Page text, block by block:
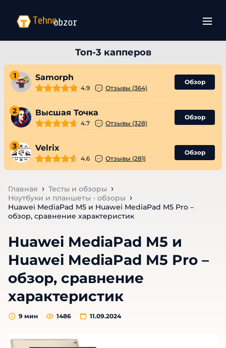
1 Samorph
4.9 Отзывы (364)
Обзор
2 Высшая Точка
4.7 Отзывы (328)
Обзор
3 Velrix
4.6 Отзывы (281)
Обзор
Главная
Тесты и обзоры
Ноутбуки и планшеты - обзоры
Huawei MediaPad M5 и Huawei MediaPad M5 Pro –
обзор, сравнение характеристик
Huawei MediaPad M5 и
Huawei MediaPad M5 Pro –
обзор, сравнение
характеристик
11.09.2024
9 мин 1486